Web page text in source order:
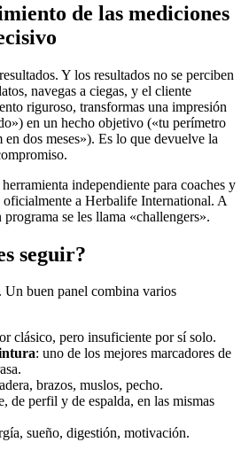
de las mediciones
Y los resultados no se perciben
navegas a ciegas, y el cliente
riguroso, transformas una impresión
en un hecho objetivo («tu perímetro
dos meses»). Es lo que devuelve la
independiente para coaches y
a Herbalife International. A
se les llama «challengers».
seguir?
Un buen panel combina varios
clásico, pero insuficiente por sí solo.
: uno de los mejores marcadores de
brazos, muslos, pecho.
de perfil y de espalda, en las mismas
sueño, digestión, motivación.